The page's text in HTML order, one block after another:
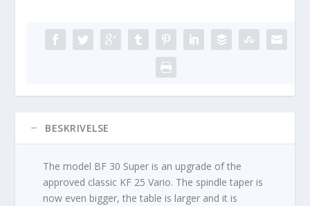
BESKRIVELSE
The model BF 30 Super is an upgrade of the
approved classic KF 25 Vario. The spindle taper is
now even bigger, the table is larger and it is